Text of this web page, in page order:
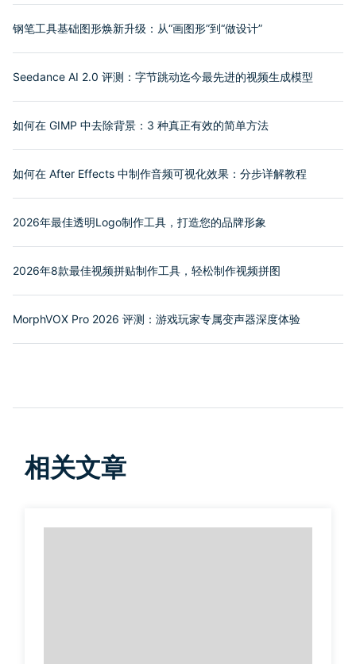
钢笔工具基础图形焕新升级：从“画图形”到“做设计”
Seedance AI 2.0 评测：字节跳动迄今最先进的视频生成模型
如何在 GIMP 中去除背景：3 种真正有效的简单方法
如何在 After Effects 中制作音频可视化效果：分步详解教程
2026年最佳透明Logo制作工具，打造您的品牌形象
2026年8款最佳视频拼贴制作工具，轻松制作视频拼图
MorphVOX Pro 2026 评测：游戏玩家专属变声器深度体验
相关文章